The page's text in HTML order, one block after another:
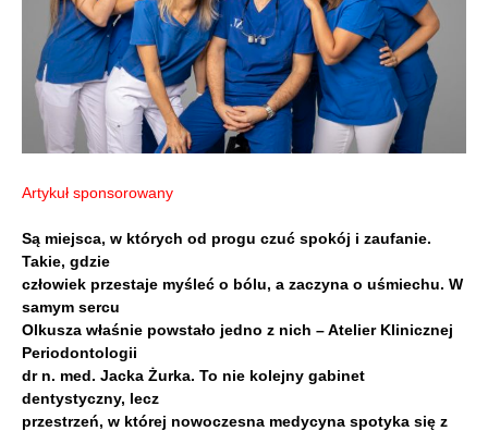
Artykuł sponsorowany
Są miejsca, w których od progu czuć spokój i zaufanie.
Takie, gdzie
człowiek przestaje myśleć o bólu, a zaczyna o uśmiechu. W
samym sercu
Olkusza właśnie powstało jedno z nich – Atelier Klinicznej
Periodontologii
dr n. med. Jacka Żurka. To nie kolejny gabinet
dentystyczny, lecz
przestrzeń, w której nowoczesna medycyna spotyka się z